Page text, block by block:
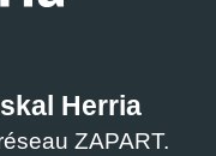
Herria
ZAPART.